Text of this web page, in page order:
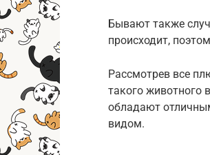
Бывают также
происходит,
Рассмотрев все
такого животного
обладают
видом.